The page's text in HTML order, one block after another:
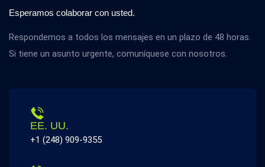
Esperamos colaborar con usted.
Respondemos a todos los mensajes en un plazo de 48 horas.
Si tiene un asunto urgente, comuníquese con nosotros.
EE. UU.
+1 (248) 909-9355